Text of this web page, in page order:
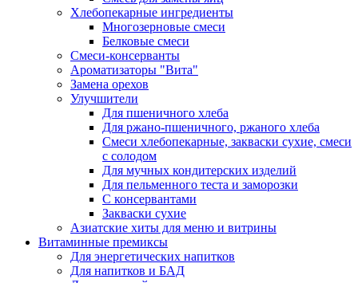
Хлебопекарные ингредиенты
Многозерновые смеси
Белковые смеси
Смеси-консерванты
Ароматизаторы "Вита"
Замена орехов
Улучшители
Для пшеничного хлеба
Для ржано-пшеничного, ржаного хлеба
Смеси хлебопекарные, закваски сухие, смеси
с солодом
Для мучных кондитерских изделий
Для пельменного теста и заморозки
С консервантами
Закваски сухие
Азиатские хиты для меню и витрины
Витаминные премиксы
Для энергетических напитков
Для напитков и БАД